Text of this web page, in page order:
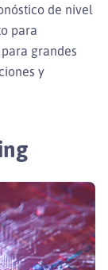
de nivel
para
grandes
y